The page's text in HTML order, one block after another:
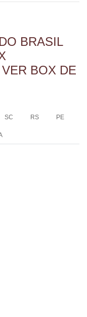
BRASIL
BOX DE
SC RS PE